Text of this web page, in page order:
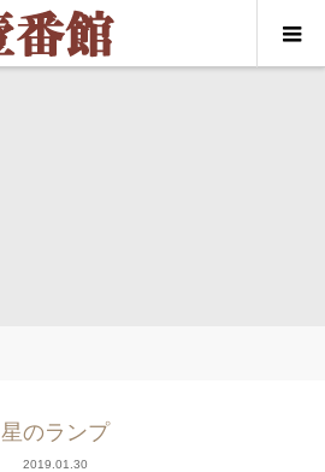
星のランプ
2019.01.30